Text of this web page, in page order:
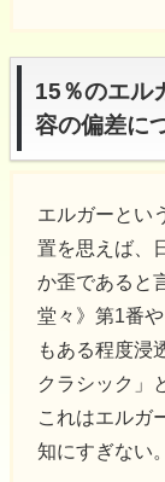
15％のエル
容の偏差に
エルガーとい
置を思えば、
か歪であると
堂々》第1番
もある程度浸
クラシック」
これはエルガ
知にすぎない。